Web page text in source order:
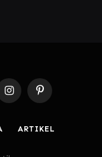
InstagramPinterest
ARTIKEL